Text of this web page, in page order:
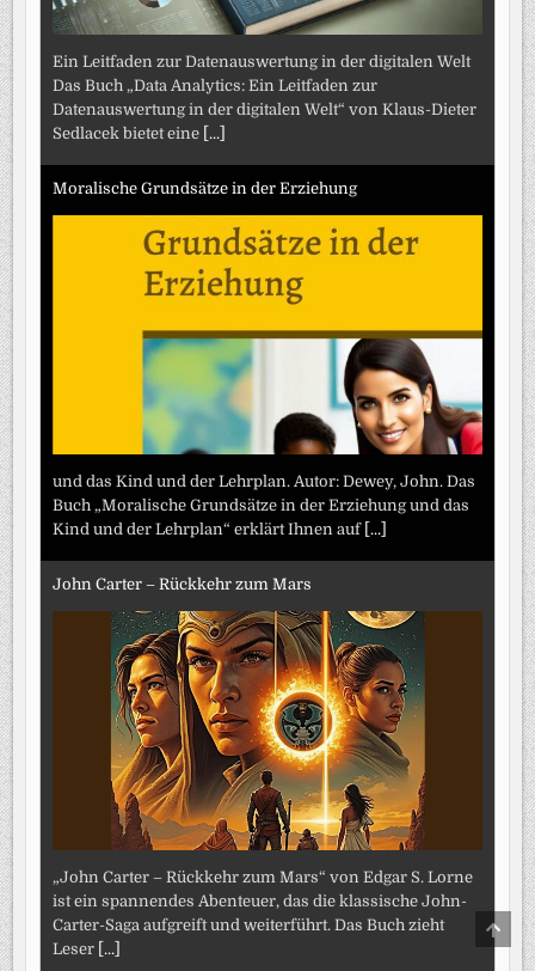
Ein Leitfaden zur Datenauswertung in der digitalen Welt
Das Buch „Data Analytics: Ein Leitfaden zur
Datenauswertung in der digitalen Welt“ von Klaus-Dieter
Sedlacek bietet eine [...]
Moralische Grundsätze in der Erziehung
und das Kind und der Lehrplan. Autor: Dewey, John. Das
Buch „Moralische Grundsätze in der Erziehung und das
Kind und der Lehrplan“ erklärt Ihnen auf [...]
John Carter – Rückkehr zum Mars
„John Carter – Rückkehr zum Mars“ von Edgar S. Lorne
ist ein spannendes Abenteuer, das die klassische John-
Carter-Saga aufgreift und weiterführt. Das Buch zieht
Leser [...] TO
TOP